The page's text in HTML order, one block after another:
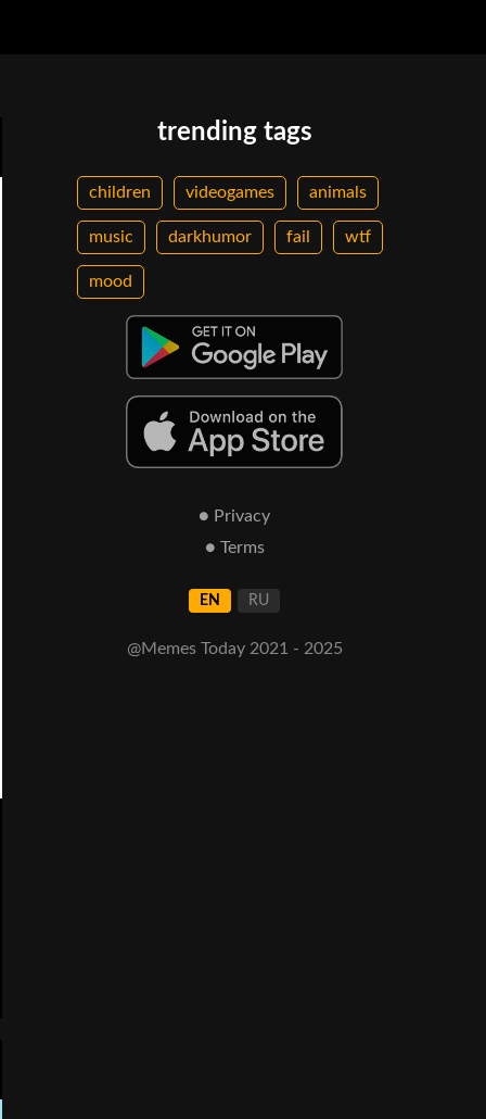
trending tags
children videogames animals
music darkhumor fail wtf
mood
● Privacy
● Terms
EN RU
@Memes Today 2021 - 2025